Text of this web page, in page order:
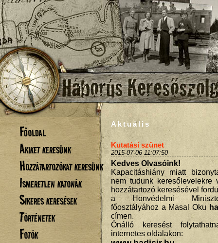
Főoldal
Akiket keresünk
Hozzátartozókat keresünk
Ismeretlen katonák
Sikeres keresések
Történetek
Fotók
Aktuális
Kutatási szünet
2015-07-06 11:07:50
Kedves Olvasóink!
Kapacitáshiány miatt
nem tudunk keresőlevelekre
hozzátartozó keresésével
a Honvédelmi
főosztályához a Masal Oku
címen.
Önálló keresést
internetes oldalakon: